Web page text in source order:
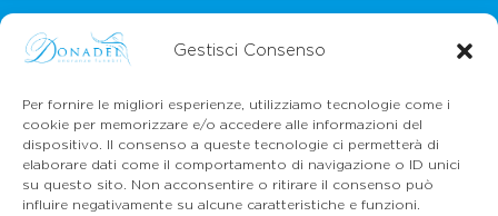
Gestisci Consenso
Per fornire le migliori esperienze, utilizziamo tecnologie come i
cookie per memorizzare e/o accedere alle informazioni del
dispositivo. Il consenso a queste tecnologie ci permetterà di
elaborare dati come il comportamento di navigazione o ID unici
su questo sito. Non acconsentire o ritirare il consenso può
influire negativamente su alcune caratteristiche e funzioni.
CONTATTI
Mail:info@onoranzefunebridonadel.it
Cell.336 200212
Cell.349 3056496